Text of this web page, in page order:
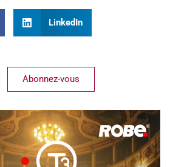
LinkedIn
Abonnez-vous